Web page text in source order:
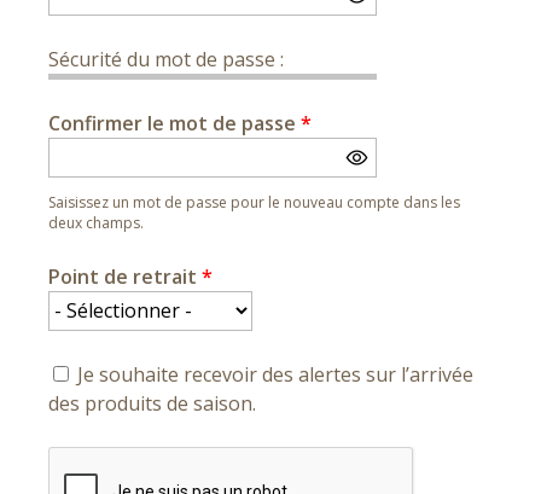
Sécurité du mot de passe :
Confirmer le mot de passe *
Saisissez un mot de passe pour le nouveau compte dans les
deux champs.
Point de retrait *
Je souhaite recevoir des alertes sur l’arrivée
des produits de saison.